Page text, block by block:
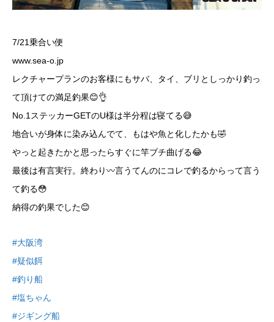
7/21乗合い便
www.sea-o.jp
レクチャープランのお客様にもサバ、タイ、ブリとしっかり釣っ
て頂けての満足釣果😊👌
No.1ステッカーGETのU様は半分程は寝てる😅
地合いが身体に染み込んでて、もはや魚と化したかも🤣
やっと起きたかと思ったらすぐに竿ブチ曲げる😂
最後は有言実行。終わり〰︎言うてんのにコレで釣るからって言う
て釣る😳
納得の釣果でした😊
#大阪湾
#疑似餌
#釣り船
#塩ちゃん
#ジギング船